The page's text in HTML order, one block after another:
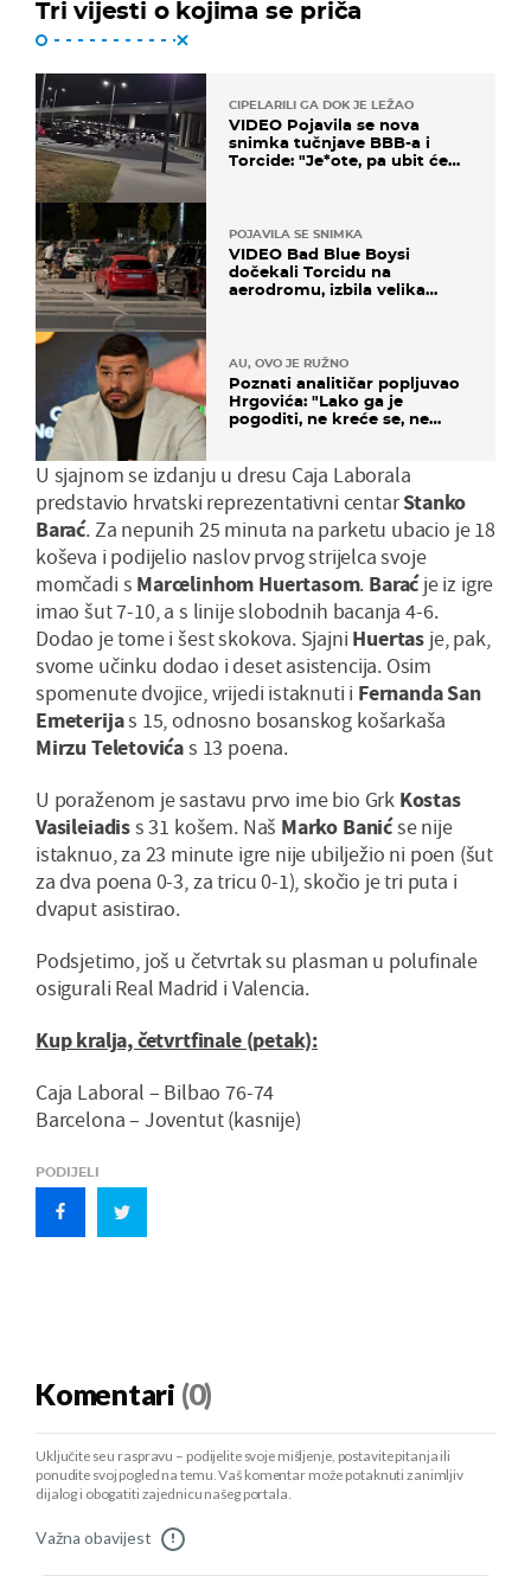
Tri vijesti o kojima se priča
CIPELARILI GA DOK JE LEŽAO
VIDEO Pojavila se nova
snimka tučnjave BBB-a i
Torcide: "Je*ote, pa ubit će
POJAVILA SE SNIMKA
VIDEO Bad Blue Boysi
dočekali Torcidu na
aerodromu, izbila velika
AU, OVO JE RUŽNO
Poznati analitičar popljuvao
Hrgovića: "Lako ga je
pogoditi, ne kreće se, ne
U sjajnom se izdanju u dresu Caja Laborala
predstavio hrvatski reprezentativni centarStanko
Barać. Za nepunih 25 minuta na parketu ubacio je 18
koševa i podijelio naslov prvog strijelca svoje
momčadi s Marcelinhom Huertasom. Baraćje iz igre
imao šut 7-10, a s linije slobodnih bacanja 4-6.
Dodao je tome i šest skokova. Sjajni Huertas je, pak,
svome učinku dodao i deset asistencija. Osim
spomenute dvojice, vrijedi istaknuti i Fernanda San
Emeterijas 15, odnosno bosanskog košarkaša
Mirzu Teletovićas 13 poena.
U poraženom je sastavu prvo ime bio Grk Kostas
Vasileiadiss 31 košem. Naš Marko Banićse nije
istaknuo, za 23 minute igre nije ubilježio ni poen (šut
za dva poena 0-3, za tricu 0-1), skočio je tri puta i
dvaput asistirao.
Podsjetimo, još u četvrtak su plasman u polufinale
osigurali Real Madrid i Valencia.
Kup kralja, četvrtfinale (petak):
Caja Laboral – Bilbao 76-74
Barcelona – Joventut (kasnije)
PODIJELI
Komentari (0)
Uključite se u raspravu – podijelite svoje mišljenje, postavite pitanja ili
ponudite svoj pogled na temu. Vaš komentar može potaknuti zanimljiv
dijalog i obogatiti zajednicu našeg portala.
Važna obavijest !